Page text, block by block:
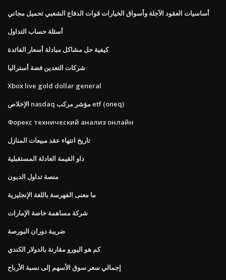
أساسيات العقود الآجلة وأسواق الخيارات قوات الدفاع الشعبي تحميل مجاني
أسئلة حساب التداول
كيفية حل مشاكل مبادلة أسعار الفائدة
شركات التعدين فضة أستراليا
Xbox live gold dollar general
الإخلاص nasdaq مؤشر مركب etf (oneq)
Форекс технический анализ онлайн
تاريخ انتهاء عقد مبيعات المنازل
داو القيمة العادلة المستقبلية
منصة تداول الديون
ما معنى الفهرسة باللغة الإنجليزية
شركة مساهمة خاصة الإمارات
ضريبة دوران البورصة
كم هو اليورو مقارنة بالدولار الكندي
إجمالي سعر سوق الأسهم إلى نسبة الأرباح